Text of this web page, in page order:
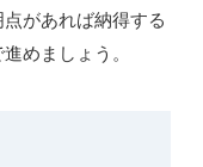
があれば納得する
めましょう。